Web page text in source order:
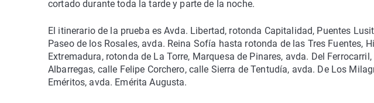
cortado durante toda la tarde y parte de la noche.
El itinerario de la prueba es Avda. Libertad, rotonda Capitalidad, Puentes
Paseo de los Rosales, avda. Reina Sofía hasta rotonda de las Tres Fuentes,
Extremadura, rotonda de La Torre, Marquesa de Pinares, avda. Del
Albarregas, calle Felipe Corchero, calle Sierra de Tentudía, avda. De Los
Eméritos, avda. Emérita Augusta.